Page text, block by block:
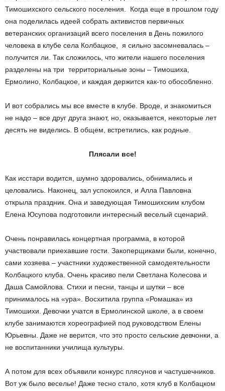
Тимошихского сельского поселения. Когда еще в прошлом году
она поделилась идеей собрать активистов первичных
ветеранских организаций всего поселения в День пожилого
человека в клубе села Колбацкое, я сильно засомневалась –
получится ли. Так сложилось, что жители нашего поселения
разделены на три территориальные зоны – Тимошиха,
Ермолино, Колбацкое, и каждая держится как-то обособленно.
И вот собрались мы все вместе в клубе. Вроде, и знакомиться
не надо – все друг друга знают, но, оказывается, некоторые лет
десять не виделись. В общем, встретились, как родные.
Плясали все!
Как исстари водится, шумно здоровались, обнимались и
целовались. Наконец, зал успокоился, и Алла Павловна
открыла праздник. Она и заведующая Тимошихским клубом
Елена Юсупова подготовили интересный веселый сценарий.
Очень понравилась концертная программа, в которой
участвовали приехавшие гости. Закоперщиками были, конечно,
сами хозяева – участники художественной самодеятельности
Колбацкого клуба. Очень красиво пели Светлана Колесова и
Даша Самойлова. Стихи и песни, танцы и шутки – все
принималось на «ура». Восхитила группа «Ромашка» из
Тимошихи. Девочки учатся в Ермолинской школе, а в своем
клубе занимаются хореографией под руководством Елены
Юрьевны. Даже не верится, что это просто сельские девчонки, а
не воспитанники училища культуры.
А потом для всех объявили конкурс плясунов и частушечников.
Вот уж было веселье! Даже тесно стало, хотя клуб в Колбацком